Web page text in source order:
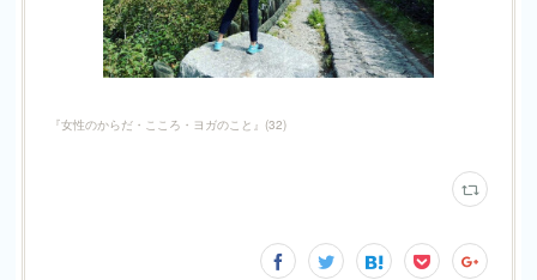
『女性のからだ・こころ・ヨガのこと』 (32)